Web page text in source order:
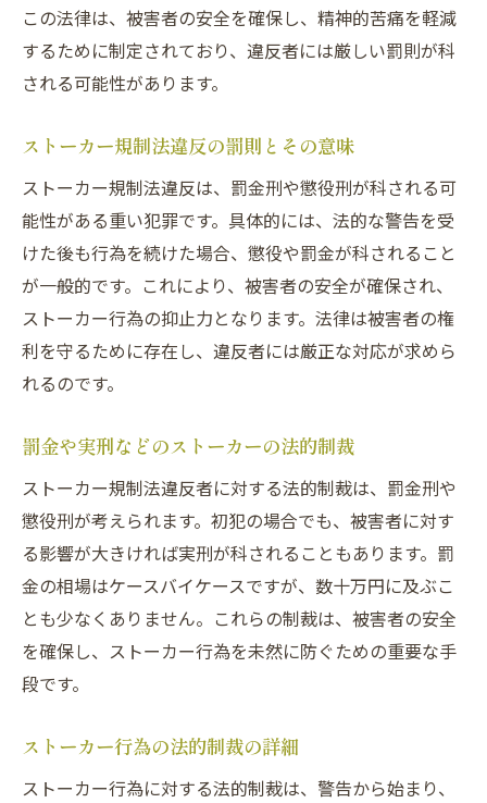
この法律は、被害者の安全を確保し、精神的苦痛を軽減
するために制定されており、違反者には厳しい罰則が科
される可能性があります。
ストーカー規制法違反の罰則とその意味
ストーカー規制法違反は、罰金刑や懲役刑が科される可
能性がある重い犯罪です。具体的には、法的な警告を受
けた後も行為を続けた場合、懲役や罰金が科されること
が一般的です。これにより、被害者の安全が確保され、
ストーカー行為の抑止力となります。法律は被害者の権
利を守るために存在し、違反者には厳正な対応が求めら
れるのです。
罰金や実刑などのストーカーの法的制裁
ストーカー規制法違反者に対する法的制裁は、罰金刑や
懲役刑が考えられます。初犯の場合でも、被害者に対す
る影響が大きければ実刑が科されることもあります。罰
金の相場はケースバイケースですが、数十万円に及ぶこ
とも少なくありません。これらの制裁は、被害者の安全
を確保し、ストーカー行為を未然に防ぐための重要な手
段です。
ストーカー行為の法的制裁の詳細
ストーカー行為に対する法的制裁は、警告から始まり、